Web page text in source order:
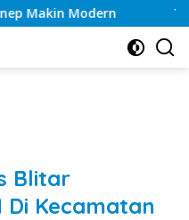
Modern
Blitar
Di Kecamatan